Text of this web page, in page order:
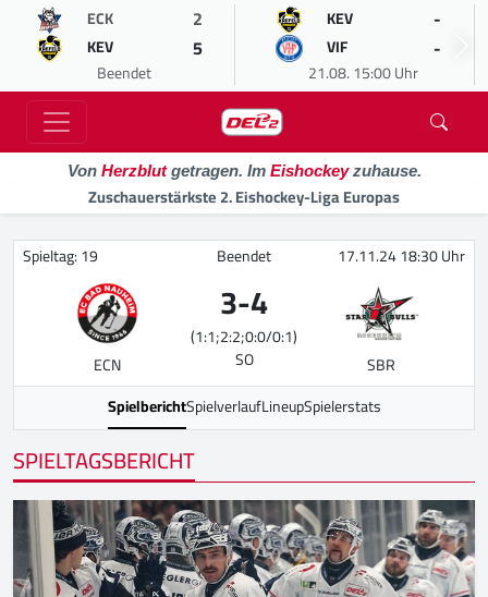
ECK 2
KEV 5
Beendet
KEV -
VIF -
21.08. 15:00 Uhr
Von Herzblutgetragen. Im Eishockeyzuhause.
Zuschauerstärkste 2. Eishockey-Liga Europas
Spieltag: 19 Beendet 17.11.24 18:30 Uhr
ECN
3-4
(1:1;2:2;0:0/0:1)
SO
SBR
SpielberichtSpielverlaufLineupSpielerstats
SPIELTAGSBERICHT